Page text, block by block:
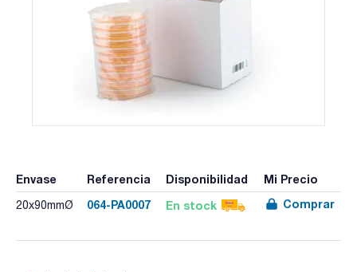
Envase Referencia Disponibilidad Mi Precio
20x90mmØ 064-PA0007 En stock Comprar